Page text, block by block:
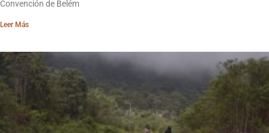
Convención de Belém
Leer Más